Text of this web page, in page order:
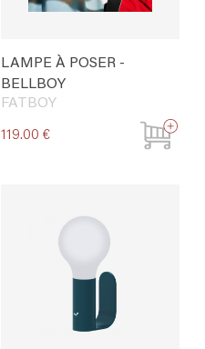
LAMPE À POSER -
BELLBOY
FATBOY
119.00 €